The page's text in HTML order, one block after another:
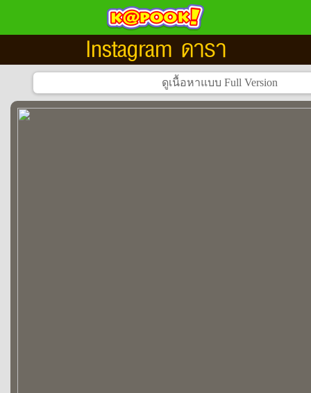
Instagram ดารา